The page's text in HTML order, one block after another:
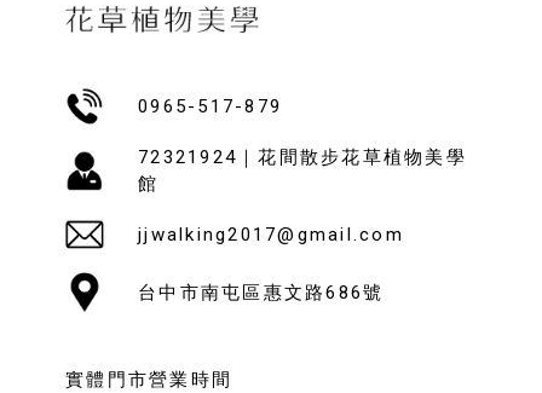
0965-517-879
72321924｜花間散步花草植物美學
館
jjwalking2017@gmail.com
台中市南屯區惠文路686號
實體門市營業時間